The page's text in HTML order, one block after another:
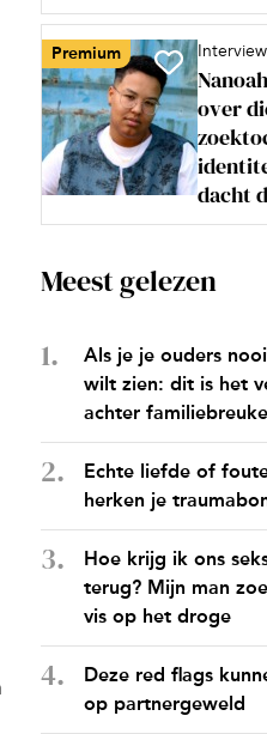
Premium Interview
over
dacht
Meest gelezen
Als je je ouders
wilt zien: dit is het
achter
Echte liefde of
herken je
Hoe krijg ik ons
terug? Mijn man
vis op het droge
Deze red flags
op partnergeweld